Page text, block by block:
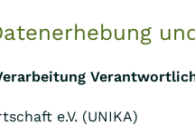
e.V. (UNIKA)